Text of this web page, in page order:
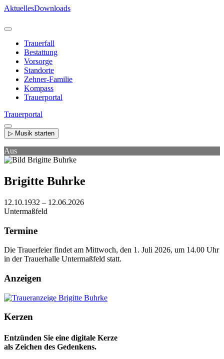
Direkt
Inhalt
AktuellesDownloads
Trauerfall
Bestattung
Vorsorge
Standorte
Zehner-Familie
Kompass
Trauerportal
Trauerportal
▷ Musik starten
Aus
Brigitte Buhrke
12.10.1932 – 12.06.2026
Untermaßfeld
Termine
Die Trauerfeier findet am Mittwoch, den 1. Juli 2026, um 14.00 Uhr
in der Trauerhalle Untermaßfeld statt.
Anzeigen
Kerzen
Entzünden Sie eine digitale Kerze
als Zeichen des Gedenkens.